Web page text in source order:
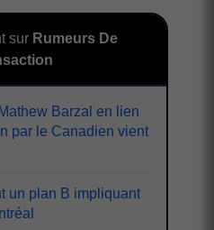
sur Rumeurs De
Barzal en lien
par le Canadien vient
un plan B impliquant